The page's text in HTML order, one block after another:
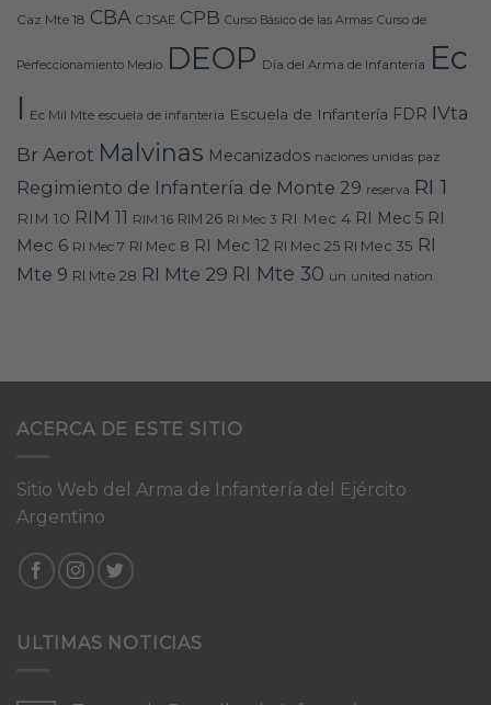
Caz Mte 18 CBA CJSAE CPB Curso Básico de las Armas Curso de
Perfeccionamiento Medio DEOP Día del Arma de Infantería Ec
I Ec Mil Mte escuela de infanteria Escuela de Infantería FDR IVta
Br Aerot Malvinas Mecanizados naciones unidas paz
Regimiento de Infantería de Monte 29 reserva RI 1
RIM 10 RIM 11 RIM 16 RIM 26 RI Mec 3 RI Mec 4 RI Mec 5 RI
Mec 6 RI Mec 7 RI Mec 8 RI Mec 12 RI Mec 25 RI Mec 35 RI
Mte 9 RI Mte 28 RI Mte 29 RI Mte 30 un united nation
ACERCA DE ESTE SITIO
Sitio Web del Arma de Infantería del Ejército
Argentino
ULTIMAS NOTICIAS